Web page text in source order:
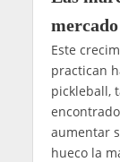
Este
practican
pickleball,
aumentar
hueco la